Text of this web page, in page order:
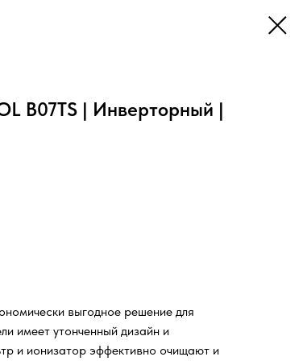
B07TS | Инверторный |
выгодное решение для
имеет утонченный дизайн и
и ионизатор эффективно очищают и